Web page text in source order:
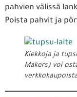
pahvien välissä
Poista pahvit ja
Kiekkoja ja
Makers) voi